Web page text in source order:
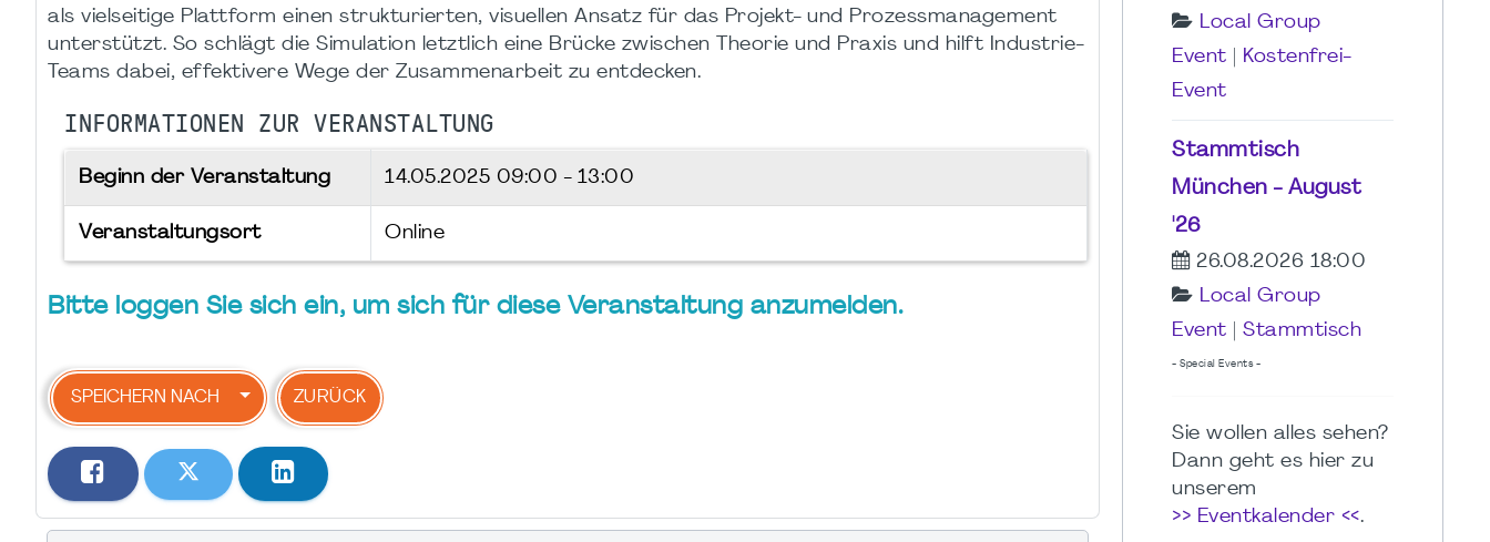
als vielseitige Plattform einen strukturierten, visuellen Ansatz für das Projekt- und Prozessmanagement
unterstützt. So schlägt die Simulation letztlich eine Brücke zwischen Theorie und Praxis und hilft Industrie-
Teams dabei, effektivere Wege der Zusammenarbeit zu entdecken.
INFORMATIONEN ZUR VERANSTALTUNG
Beginn der Veranstaltung 14.05.2025 09:00 - 13:00
Veranstaltungsort Online
Bitte loggen Sie sich ein, um sich für diese Veranstaltung anzumelden.
SPEICHERN NACH ZURÜCK
Local Group
Event
Kostenfrei-
Event
Stammtisch
München - August
'26
26.08.2026 18:00
Local Group
Event
Stammtisch
- Special Events -
Sie wollen alles sehen?
Dann geht es hier zu
unserem
>> Eventkalender <<.